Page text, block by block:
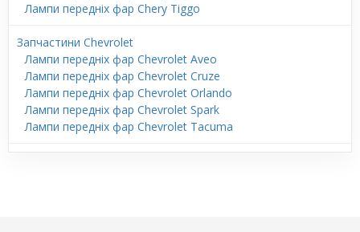
Лампи передніх фар Chery Tiggo
Запчастини Chevrolet
Лампи передніх фар Chevrolet Aveo
Лампи передніх фар Chevrolet Cruze
Лампи передніх фар Chevrolet Orlando
Лампи передніх фар Chevrolet Spark
Лампи передніх фар Chevrolet Tacuma